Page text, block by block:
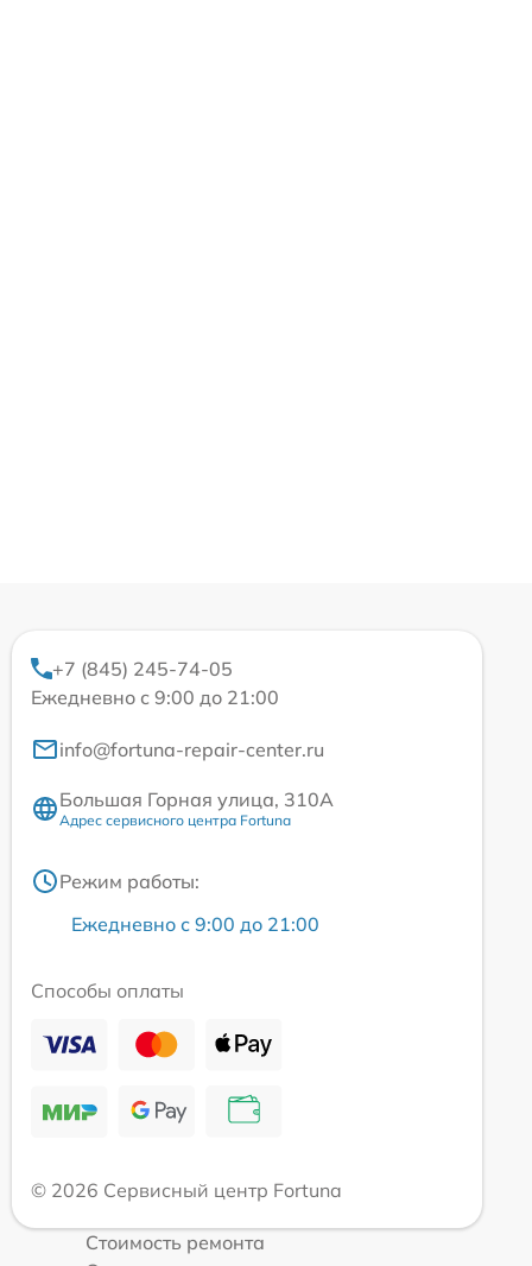
+7 (845) 245-74-05
Ежедневно с 9:00 до 21:00
info@fortuna-repair-center.ru
Большая Горная улица, 310А
Адрес сервисного центра Fortuna
Режим работы:
Ежедневно с 9:00 до 21:00
Способы оплаты
© 2026 Сервисный центр Fortuna
Стоимость ремонта